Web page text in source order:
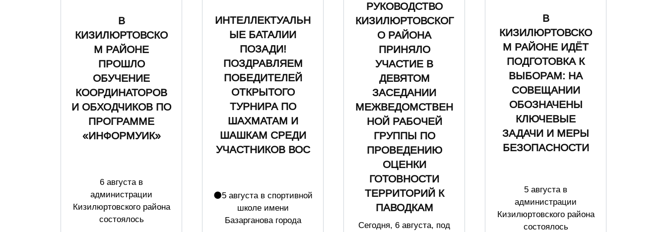
В
КИЗИЛЮРТОВСКО
М РАЙОНЕ
ПРОШЛО
ОБУЧЕНИЕ
КООРДИНАТОРОВ
И ОБХОДЧИКОВ ПО
ПРОГРАММЕ
«ИНФОРМУИК»
6 августа в
администрации
Кизилюртовского района
состоялось
ИНТЕЛЛЕКТУАЛЬН
ЫЕ БАТАЛИИ
ПОЗАДИ!
ПОЗДРАВЛЯЕМ
ПОБЕДИТЕЛЕЙ
ОТКРЫТОГО
ТУРНИРА ПО
ШАХМАТАМ И
ШАШКАМ СРЕДИ
УЧАСТНИКОВ ВОС
⚫️5 августа в спортивной
школе имени
Базарганова города
РУКОВОДСТВО
КИЗИЛЮРТОВСКОГ
О РАЙОНА
ПРИНЯЛО
УЧАСТИЕ В
ДЕВЯТОМ
ЗАСЕДАНИИ
МЕЖВЕДОМСТВЕН
НОЙ РАБОЧЕЙ
ГРУППЫ ПО
ПРОВЕДЕНИЮ
ОЦЕНКИ
ГОТОВНОСТИ
ТЕРРИТОРИЙ К
ПАВОДКАМ
Сегодня, 6 августа, под
В
КИЗИЛЮРТОВСКО
М РАЙОНЕ ИДЁТ
ПОДГОТОВКА К
ВЫБОРАМ: НА
СОВЕЩАНИИ
ОБОЗНАЧЕНЫ
КЛЮЧЕВЫЕ
ЗАДАЧИ И МЕРЫ
БЕЗОПАСНОСТИ
5 августа в
администрации
Кизилюртовского района
состоялось